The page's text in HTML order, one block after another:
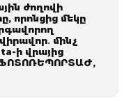
ժողովի
որոնցից մեկը
մինչ
ի վրայից
ՖՈՏՈՌԵՊՈՐՏԱԺ,